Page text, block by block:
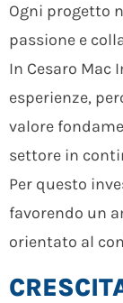
Ogni progetto
passione e
In Cesaro Mac
esperienze,
valore
settore in
Per questo
favorendo un
orientato al